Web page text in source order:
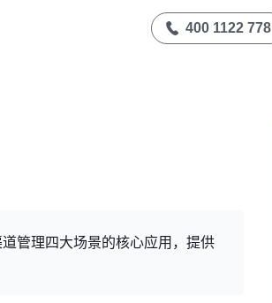
400 1122 778
管理四大场景的核心应用，提供